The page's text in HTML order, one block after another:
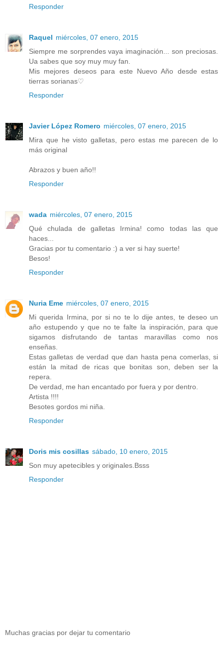
Responder
Raquel miércoles, 07 enero, 2015
Siempre me sorprendes vaya imaginación... son preciosas.
Ua sabes que soy muy muy fan.
Mis mejores deseos para este Nuevo Año desde estas
tierras sorianas♡
Responder
Javier López Romero miércoles, 07 enero, 2015
Mira que he visto galletas, pero estas me parecen de lo
más original
Abrazos y buen año!!
Responder
wada miércoles, 07 enero, 2015
Qué chulada de galletas Irmina! como todas las que
haces...
Gracias por tu comentario :) a ver si hay suerte!
Besos!
Responder
Nuria Eme miércoles, 07 enero, 2015
Mi querida Irmina, por si no te lo dije antes, te deseo un
año estupendo y que no te falte la inspiración, para que
sigamos disfrutando de tantas maravillas como nos
enseñas.
Estas galletas de verdad que dan hasta pena comerlas, si
están la mitad de ricas que bonitas son, deben ser la
repera.
De verdad, me han encantado por fuera y por dentro.
Artista !!!!
Besotes gordos mi niña.
Responder
Doris mis cosillas sábado, 10 enero, 2015
Son muy apetecibles y originales.Bsss
Responder
Muchas gracias por dejar tu comentario